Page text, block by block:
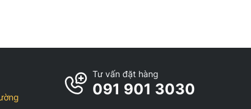
Tư vấn đặt hàng
091 901 3030